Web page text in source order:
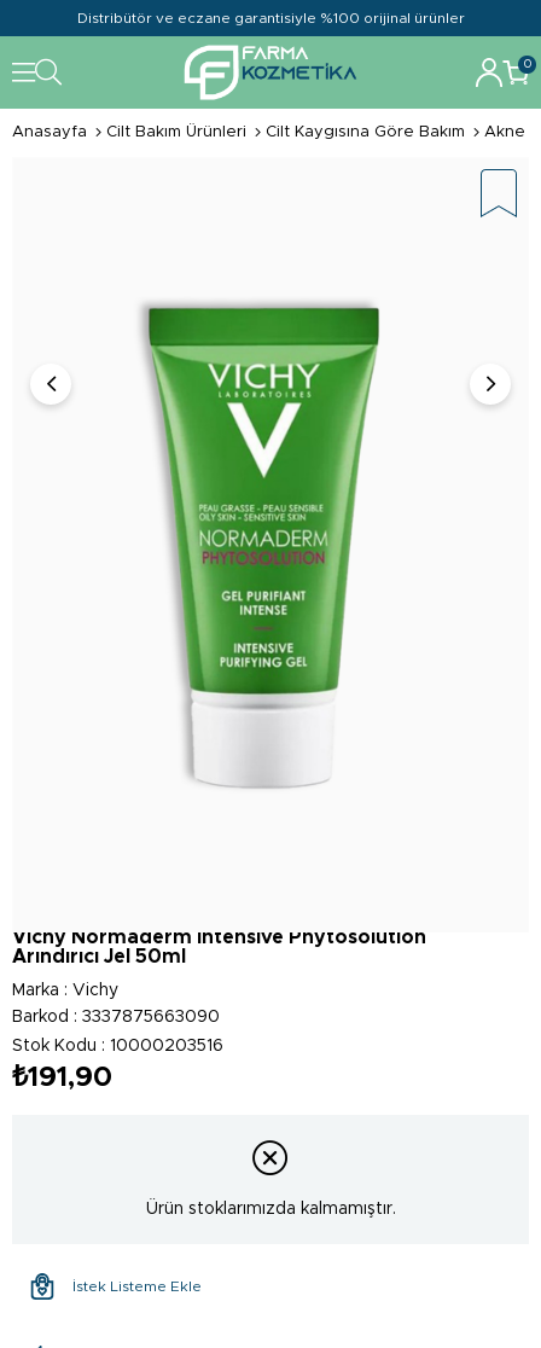
Distribütör ve eczane garantisiyle %100 orijinal ürünler
0
Anasayfa Cilt Bakım Ürünleri Cilt Kaygısına Göre Bakım Akne
Vichy Normaderm Intensive Phytosolution
Arındırıcı Jel 50ml
Marka : Vichy
Barkod : 3337875663090
Stok Kodu
10000203516
₺191,90
Ürün stoklarımızda kalmamıştır.
İstek Listeme Ekle